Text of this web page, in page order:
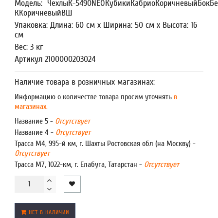
Модель: ЧехлыК-
ККоричневыйВШ
Упаковка: Длина: 60 см x Ширина: 50 см x Высота: 16
см
Вес: 3 кг
Артикул 2100000203024
Наличие товара в розничных магазинах:
Информацию о количестве товара просим уточнять в
магазинах.
Название 5 - Отсутствует
Название 4 - Отсутствует
Трасса М4, 995-й км, г. Шахты Ростовская обл (на Москву) -
Отсутствует
Трасса М7, 1022-км, г. Елабуга, Татарстан - Отсутствует
НЕТ В НАЛИЧИИ